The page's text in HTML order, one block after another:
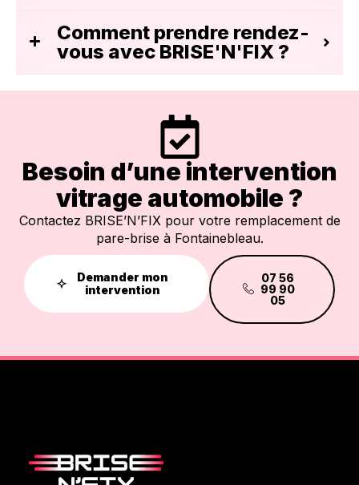
Comment prendre rendez-
vous avec BRISE'N'FIX ?
Besoin d’une intervention
vitrage automobile ?
Contactez BRISE’N’FIX pour votre remplacement de
pare-brise à Fontainebleau.
Demander mon
intervention
07 56
99 90
05